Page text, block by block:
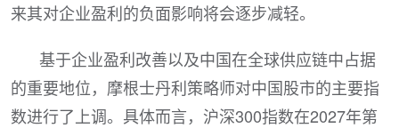
来其对企业盈利的负面影响将会逐步减轻。
基于企业盈利改善以及中国在全球供应链中占据
的重要地位，摩根士丹利策略师对中国股市的主要指
数进行了上调。具体而言，沪深300指数在2027年第